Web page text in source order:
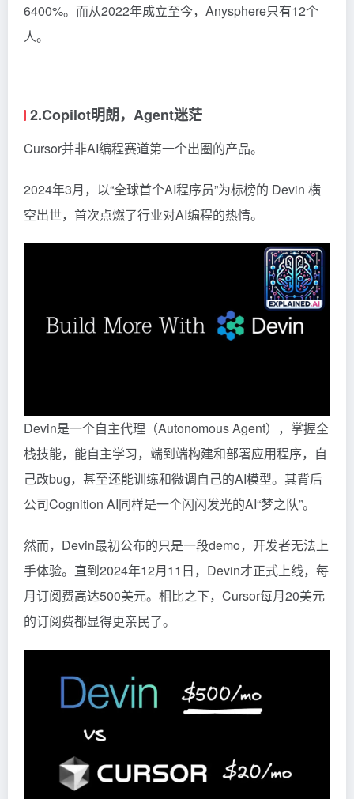
6400%。而从2022年成立至今，Anysphere只有12个
人。
2.Copilot明朗，Agent迷茫
Cursor并非AI编程赛道第一个出圈的产品。
2024年3月，以“全球首个AI程序员”为标榜的 Devin 横
空出世，首次点燃了行业对AI编程的热情。
Devin是一个自主代理（Autonomous Agent），掌握全
栈技能，能自主学习，端到端构建和部署应用程序，自
己改bug，甚至还能训练和微调自己的AI模型。其背后
公司Cognition AI同样是一个闪闪发光的AI“梦之队”。
然而，Devin最初公布的只是一段demo，开发者无法上
手体验。直到2024年12月11日，Devin才正式上线，每
月订阅费高达500美元。相比之下，Cursor每月20美元
的订阅费都显得更亲民了。